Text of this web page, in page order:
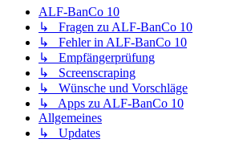
ALF-BanCo 10
↳ Fragen zu ALF-BanCo 10
↳ Fehler in ALF-BanCo 10
↳ Empfängerprüfung
↳ Screenscraping
↳ Wünsche und Vorschläge
↳ Apps zu ALF-BanCo 10
Allgemeines
↳ Updates